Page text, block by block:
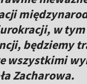
w tym
będziemy
wszystkimi
Zacharowa.